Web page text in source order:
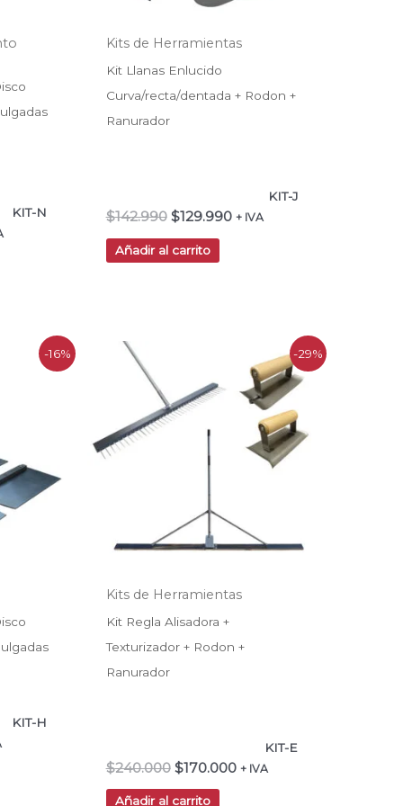
KIT-N
Kits de Herramientas
Kit Llanas Enlucido
Curva/recta/dentada + Rodon +
Ranurador
KIT-J
$142.990 $129.990 + IVA
Añadir al carrito
-16%
KIT-H
-29%
Kits de Herramientas
Kit Regla Alisadora +
Texturizador + Rodon +
Ranurador
KIT-E
$240.000
original
era:
$240.000.
$170.000
precio
actual
es:
$170.000.
+ IVA
Añadir al carrito